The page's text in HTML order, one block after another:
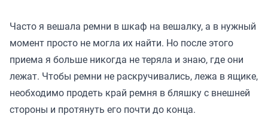
Часто я вешала ремни в шкаф на вешалку, а в нужный
момент просто не могла их найти. Но после этого
приема я больше никогда не теряла и знаю, где они
лежат. Чтобы ремни не раскручивались, лежа в ящике,
необходимо продеть край ремня в бляшку с внешней
стороны и протянуть его почти до конца.